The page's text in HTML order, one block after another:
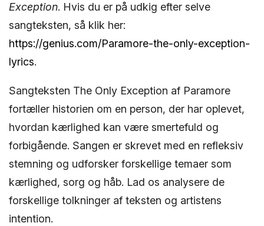
Exception. Hvis du er på udkig efter selve
sangteksten, så klik her:
https://genius.com/Paramore-the-only-exception-
lyrics.
Sangteksten The Only Exception af Paramore
fortæller historien om en person, der har oplevet,
hvordan kærlighed kan være smertefuld og
forbigående. Sangen er skrevet med en refleksiv
stemning og udforsker forskellige temaer som
kærlighed, sorg og håb. Lad os analysere de
forskellige tolkninger af teksten og artistens
intention.